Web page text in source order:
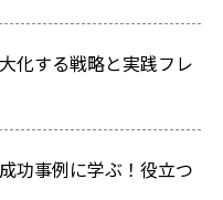
化する戦略と実践フレ
功事例に学ぶ！役立つ